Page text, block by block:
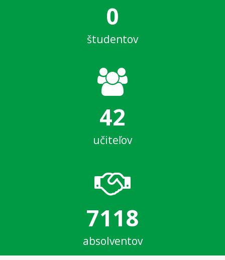
0
študentov
42
učiteľov
7118
absolventov